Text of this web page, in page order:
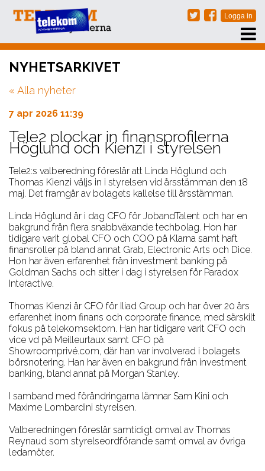
PRENUMERERA
EVENT
NÄTVERKSTRÄFFAR
ARKIV
OM OSS
KONTAKT
NYHETSARKIVET
« Alla nyheter
7 apr 2026 11:39
Tele2 plockar in finansprofilerna
Höglund och Kienzi i styrelsen
Tele2:s valberedning föreslår att Linda Höglund och
Thomas Kienzi väljs in i styrelsen vid årsstämman den 18
maj. Det framgår av bolagets kallelse till årsstämman.
Linda Höglund är i dag CFO för JobandTalent och har en
bakgrund från flera snabbväxande techbolag. Hon har
tidigare varit global CFO och COO på Klarna samt haft
finansroller på bland annat Grab, Electronic Arts och Dice.
Hon har även erfarenhet från investment banking på
Goldman Sachs och sitter i dag i styrelsen för Paradox
Interactive.
Thomas Kienzi är CFO för Iliad Group och har över 20 års
erfarenhet inom finans och corporate finance, med särskilt
fokus på telekomsektorn. Han har tidigare varit CFO och
vice vd på Meilleurtaux samt CFO på
Showroomprivé.com, där han var involverad i bolagets
börsnotering. Han har även en bakgrund från investment
banking, bland annat på Morgan Stanley.
I samband med förändringarna lämnar Sam Kini och
Maxime Lombardini styrelsen.
Valberedningen föreslår samtidigt omval av Thomas
Reynaud som styrelseordförande samt omval av övriga
ledamöter.